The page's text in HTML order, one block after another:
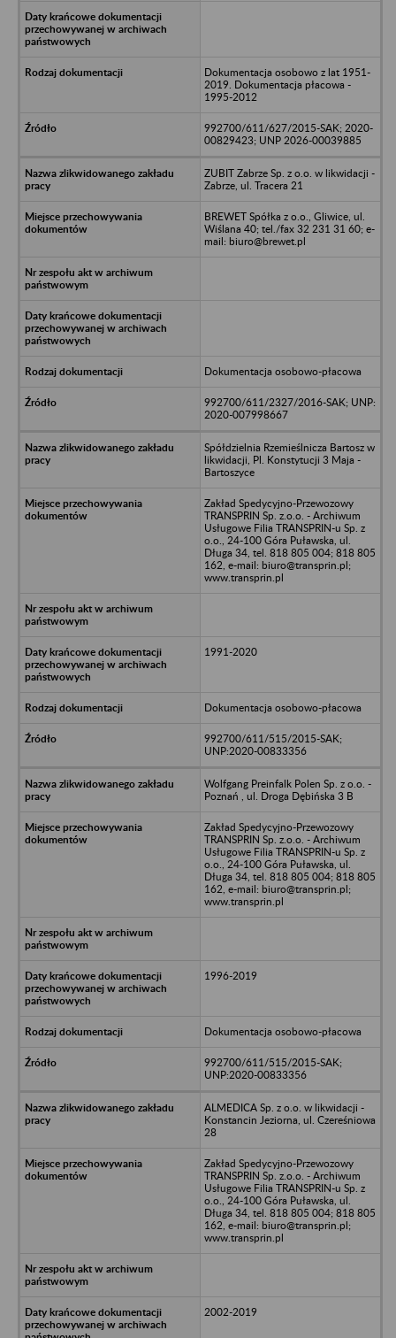
Dokumentacja osobowo z lat 1951-
2019. Dokumentacja płacowa -
1995-2012
992700/611/627/2015-SAK; 2020-
00829423; UNP 2026-00039885
ZUBIT Zabrze Sp. z o.o. w likwidacji -
Zabrze, ul. Tracera 21
BREWET Spółka z o.o., Gliwice, ul.
Wiślana 40; tel./fax 32 231 31 60; e-
mail: biuro@brewet.pl
Dokumentacja osobowo-płacowa
992700/611/2327/2016-SAK; UNP:
2020-007998667
Spółdzielnia Rzemieślnicza Bartosz w
likwidacji, Pl. Konstytucji 3 Maja -
Bartoszyce
Zakład Spedycyjno-Przewozowy
TRANSPRIN Sp. z.o.o. - Archiwum
Usługowe Filia TRANSPRIN-u Sp. z
o.o., 24-100 Góra Puławska, ul.
Długa 34, tel. 818 805 004; 818 805
162, e-mail: biuro@transprin.pl;
www.transprin.pl
1991-2020
Dokumentacja osobowo-płacowa
992700/611/515/2015-SAK;
UNP:2020-00833356
Wolfgang Preinfalk Polen Sp. z o.o. -
Poznań , ul. Droga Dębińska 3 B
Zakład Spedycyjno-Przewozowy
TRANSPRIN Sp. z.o.o. - Archiwum
Usługowe Filia TRANSPRIN-u Sp. z
o.o., 24-100 Góra Puławska, ul.
Długa 34, tel. 818 805 004; 818 805
162, e-mail: biuro@transprin.pl;
www.transprin.pl
1996-2019
Dokumentacja osobowo-płacowa
992700/611/515/2015-SAK;
UNP:2020-00833356
ALMEDICA Sp. z o.o. w likwidacji -
Konstancin Jeziorna, ul. Czereśniowa
28
Zakład Spedycyjno-Przewozowy
TRANSPRIN Sp. z.o.o. - Archiwum
Usługowe Filia TRANSPRIN-u Sp. z
o.o., 24-100 Góra Puławska, ul.
Długa 34, tel. 818 805 004; 818 805
162, e-mail: biuro@transprin.pl;
www.transprin.pl
2002-2019